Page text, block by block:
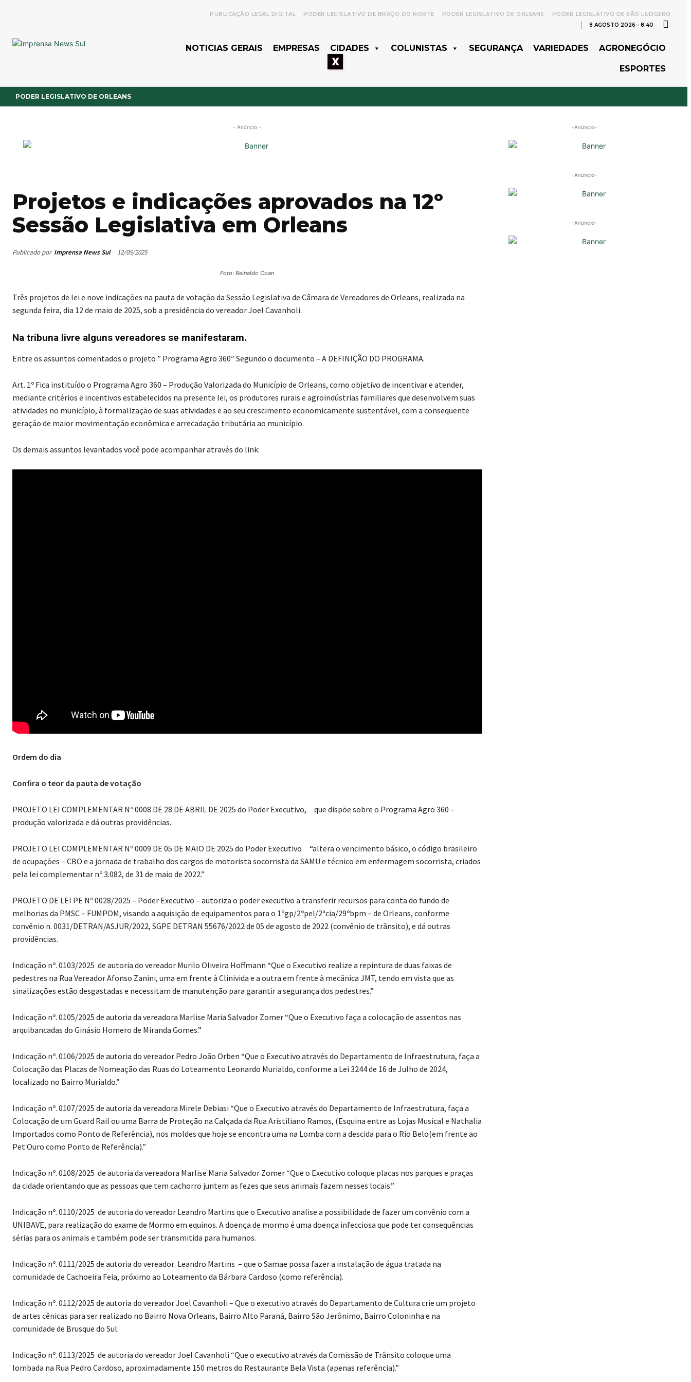
PUBLICAÇÃO LEGAL DIGITAL PODER LEGISLATIVO DE BRAÇO DO NORTE PODER LEGISLATIVO DE ORLEANS
PODER LEGISLATIVO DE SÃO LUDGERO
8 AGOSTO 2026 - 8:40
NOTICIAS GERAIS EMPRESAS CIDADES COLUNISTAS SEGURANÇA VARIEDADES AGRONEGÓCIO
ESPORTES
PODER LEGISLATIVO DE ORLEANS
- Anúncio -
Projetos e indicações aprovados na 12º
Sessão Legislativa em Orleans
Publicado por Imprensa News Sul 12/05/2025
Foto: Reinaldo Coan
Três projetos de lei e nove indicações na pauta de votação da Sessão Legislativa de Câmara de Vereadores de Orleans, realizada na
segunda feira, dia 12 de maio de 2025, sob a presidência do vereador Joel Cavanholi.
Na tribuna livre alguns vereadores se manifestaram.
Entre os assuntos comentados o projeto ” Programa Agro 360″ Segundo o documento – A DEFINIÇÃO DO PROGRAMA.
Art. 1º Fica instituído o Programa Agro 360 – Produção Valorizada do Município de Orleans, como objetivo de incentivar e atender,
mediante critérios e incentivos estabelecidos na presente lei, os produtores rurais e agroindústrias familiares que desenvolvem suas
atividades no município, à formalização de suas atividades e ao seu crescimento economicamente sustentável, com a consequente
geração de maior movimentação econômica e arrecadação tributária ao município.
Os demais assuntos levantados você pode acompanhar através do link:
Ordem do dia
Confira o teor da pauta de votação
PROJETO LEI COMPLEMENTAR Nº 0008 DE 28 DE ABRIL DE 2025 do Poder Executivo, que dispõe sobre o Programa Agro 360 –
produção valorizada e dá outras providências.
PROJETO LEI COMPLEMENTAR Nº 0009 DE 05 DE MAIO DE 2025 do Poder Executivo “altera o vencimento básico, o código brasileiro
de ocupações – CBO e a jornada de trabalho dos cargos de motorista socorrista da SAMU e técnico em enfermagem socorrista, criados
pela lei complementar nº 3.082, de 31 de maio de 2022.”
PROJETO DE LEI PE Nº 0028/2025 – Poder Executivo – autoriza o poder executivo a transferir recursos para conta do fundo de
melhorias da PMSC – FUMPOM, visando a aquisição de equipamentos para o 1ºgp/2ºpel/2ªcia/29ºbpm – de Orleans, conforme
convênio n. 0031/DETRAN/ASJUR/2022, SGPE DETRAN 55676/2022 de 05 de agosto de 2022 (convênio de trânsito), e dá outras
providências.
Indicação nº. 0103/2025 de autoria do vereador Murilo Oliveira Hoffmann “Que o Executivo realize a repintura de duas faixas de
pedestres na Rua Vereador Afonso Zanini, uma em frente à Clinivida e a outra em frente à mecânica JMT, tendo em vista que as
sinalizações estão desgastadas e necessitam de manutenção para garantir a segurança dos pedestres.”
Indicação nº. 0105/2025 de autoria da vereadora Marlise Maria Salvador Zomer “Que o Executivo faça a colocação de assentos nas
arquibancadas do Ginásio Homero de Miranda Gomes.”
Indicação nº. 0106/2025 de autoria do vereador Pedro João Orben “Que o Executivo através do Departamento de Infraestrutura, faça a
Colocação das Placas de Nomeação das Ruas do Loteamento Leonardo Murialdo, conforme a Lei 3244 de 16 de Julho de 2024,
localizado no Bairro Murialdo.”
Indicação nº. 0107/2025 de autoria da vereadora Mirele Debiasi “Que o Executivo através do Departamento de Infraestrutura, faça a
Colocação de um Guard Rail ou uma Barra de Proteção na Calçada da Rua Aristiliano Ramos, (Esquina entre as Lojas Musical e Nathalia
Importados como Ponto de Referência), nos moldes que hoje se encontra uma na Lomba com a descida para o Rio Belo(em frente ao
Pet Ouro como Ponto de Referência).”
Indicação nº. 0108/2025 de autoria da vereadora Marlise Maria Salvador Zomer “Que o Executivo coloque placas nos parques e praças
da cidade orientando que as pessoas que tem cachorro juntem as fezes que seus animais fazem nesses locais.”
Indicação nº. 0110/2025 de autoria do vereador Leandro Martins que o Executivo analise a possibilidade de fazer um convênio com a
UNIBAVE, para realização do exame de Mormo em equinos. A doença de mormo é uma doença infecciosa que pode ter consequências
sérias para os animais e também pode ser transmitida para humanos.
Indicação nº. 0111/2025 de autoria do vereador Leandro Martins – que o Samae possa fazer a instalação de água tratada na
comunidade de Cachoeira Feia, próximo ao Loteamento da Bárbara Cardoso (como referência).
Indicação nº. 0112/2025 de autoria do vereador Joel Cavanholi – Que o executivo através do Departamento de Cultura crie um projeto
de artes cênicas para ser realizado no Bairro Nova Orleans, Bairro Alto Paraná, Bairro São Jerônimo, Bairro Coloninha e na
comunidade de Brusque do Sul.
Indicação nº. 0113/2025 de autoria do vereador Joel Cavanholi “Que o executivo através da Comissão de Trânsito coloque uma
lombada na Rua Pedro Cardoso, aproximadamente 150 metros do Restaurante Bela Vista (apenas referência).”
-Anúncio-
-Anúncio-
-Anúncio-
X